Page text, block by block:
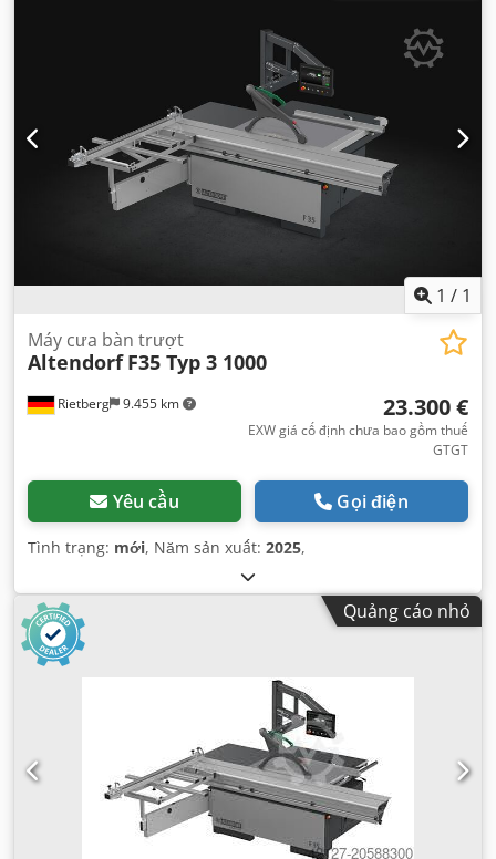
1 / 1
Rietberg 9.455 km
Máy cưa bàn trượt
Altendorf F35 Typ 3 1000
23.300 €
EXW giá cố định chưa bao gồm thuế
GTGT
Yêu cầu Gọi điện
Tình trạng: mới, Năm sản xuất: 2025,
Quảng cáo nhỏ